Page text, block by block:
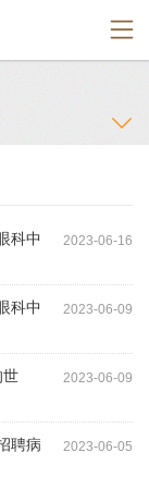
科中
2023-06-16
科中
2023-06-09
世
2023-06-09
聘病
2023-06-05